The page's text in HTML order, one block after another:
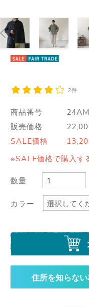
2件
商品番号
販売価格
SALE価格
※SALE価格で購入す
数量
カラー
住所を知らな